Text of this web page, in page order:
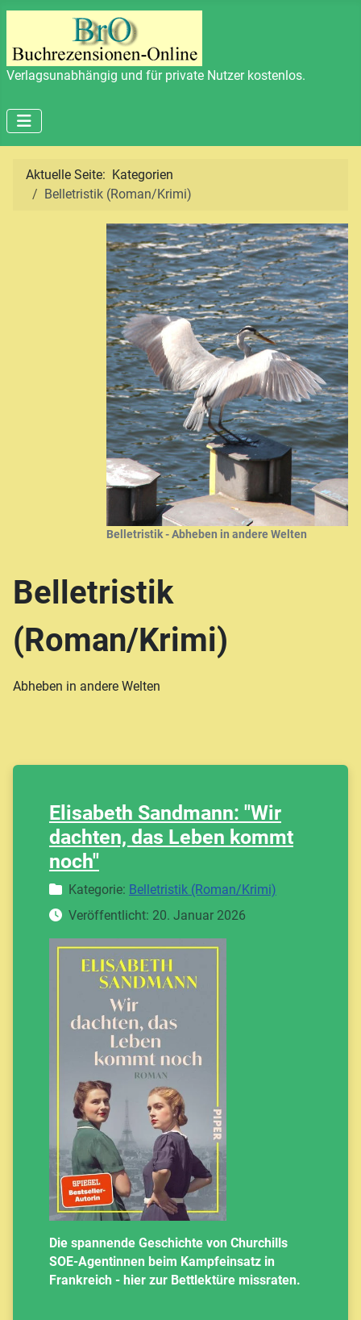
Verlagsunabhängig und für private Nutzer kostenlos.
Aktuelle Seite: Kategorien
Belletristik (Roman/Krimi)
Belletristik - Abheben in andere Welten
Belletristik
(Roman/Krimi)
Abheben in andere Welten
Elisabeth Sandmann: "Wir
dachten, das Leben kommt
noch"
DetailsKategorie: Belletristik (Roman/Krimi)
Veröffentlicht: 20. Januar 2026
Die spannende Geschichte von Churchills
SOE-Agentinnen beim Kampfeinsatz in
Frankreich - hier zur Bettlektüre missraten.